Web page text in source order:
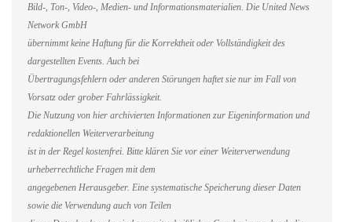
Bild-, Ton-, Video-, Medien- und Informationsmaterialien. Die United News
Network GmbH
übernimmt keine Haftung für die Korrektheit oder Vollständigkeit des
dargestellten Events. Auch bei
Übertragungsfehlern oder anderen Störungen haftet sie nur im Fall von
Vorsatz oder grober Fahrlässigkeit.
Die Nutzung von hier archivierten Informationen zur Eigeninformation und
redaktionellen Weiterverarbeitung
ist in der Regel kostenfrei. Bitte klären Sie vor einer Weiterverwendung
urheberrechtliche Fragen mit dem
angegebenen Herausgeber. Eine systematische Speicherung dieser Daten
sowie die Verwendung auch von Teilen